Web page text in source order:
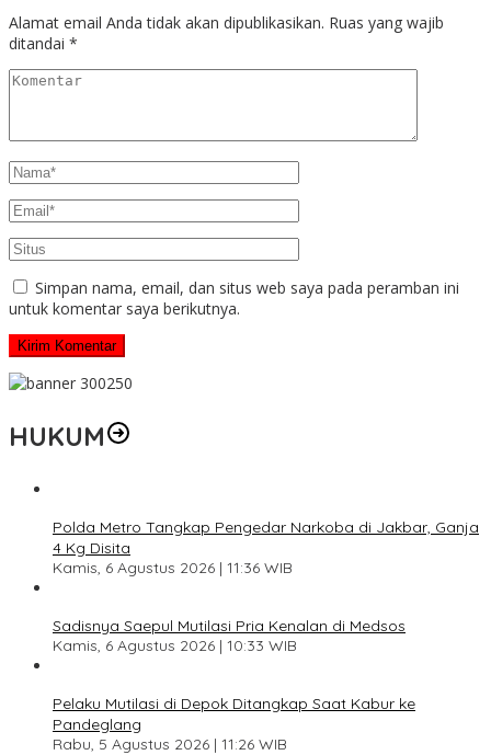
Alamat email Anda tidak akan dipublikasikan. Ruas yang wajib
ditandai *
Simpan nama, email, dan situs web saya pada peramban ini
untuk komentar saya berikutnya.
HUKUM
Polda Metro Tangkap Pengedar Narkoba di Jakbar, Ganja
4 Kg Disita
Kamis, 6 Agustus 2026 | 11:36 WIB
Sadisnya Saepul Mutilasi Pria Kenalan di Medsos
Kamis, 6 Agustus 2026 | 10:33 WIB
Pelaku Mutilasi di Depok Ditangkap Saat Kabur ke
Pandeglang
Rabu, 5 Agustus 2026 | 11:26 WIB